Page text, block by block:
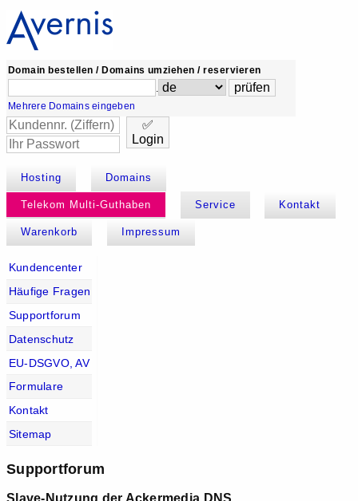
Domain bestellen / Domains umziehen / reservieren
.
Mehrere Domains eingeben
✅
Login
Hosting Domains
Telekom Multi-Guthaben Service Kontakt
Warenkorb Impressum
Kundencenter
Häufige Fragen
Supportforum
Datenschutz
EU-DSGVO, AV
Formulare
Kontakt
Sitemap
Supportforum
Slave-Nutzung der Ackermedia DNS